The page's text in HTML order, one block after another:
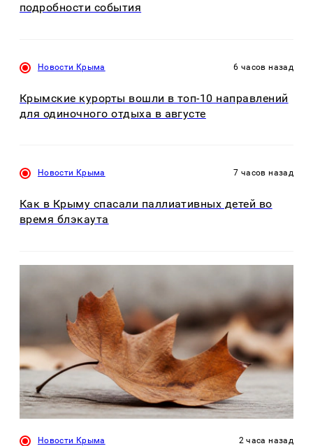
подробности события
Новости Крыма 6 часов назад
Крымские курорты вошли в топ-10 направлений
для одиночного отдыха в августе
Новости Крыма 7 часов назад
Как в Крыму спасали паллиативных детей во
время блэкаута
Новости Крыма 2 часа назад